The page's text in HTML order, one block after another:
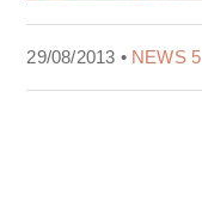
29/08/2013 • NEWS 5